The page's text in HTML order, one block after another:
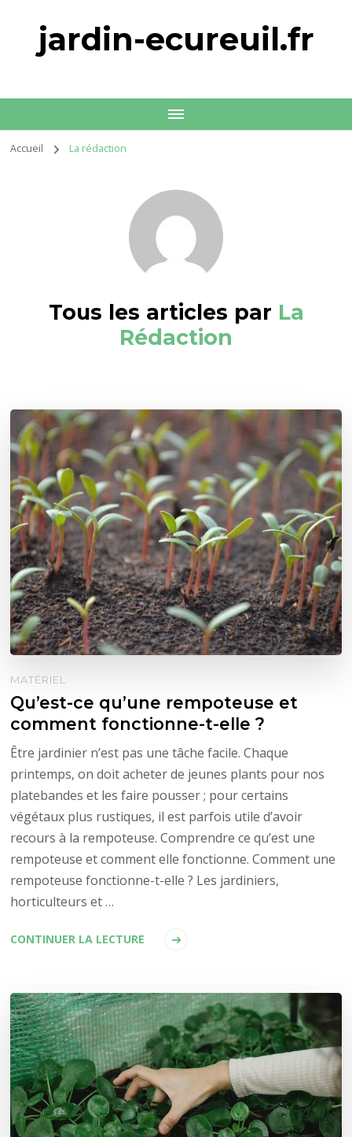
jardin-ecureuil.fr
Accueil La rédaction
Tous les articles par La
Rédaction
MATÉRIEL
Qu’est-ce qu’une rempoteuse et
comment fonctionne-t-elle ?
Être jardinier n’est pas une tâche facile. Chaque
printemps, on doit acheter de jeunes plants pour nos
platebandes et les faire pousser ; pour certains
végétaux plus rustiques, il est parfois utile d’avoir
recours à la rempoteuse. Comprendre ce qu’est une
rempoteuse et comment elle fonctionne. Comment une
rempoteuse fonctionne-t-elle ? Les jardiniers,
horticulteurs et …
CONTINUER LA LECTURE